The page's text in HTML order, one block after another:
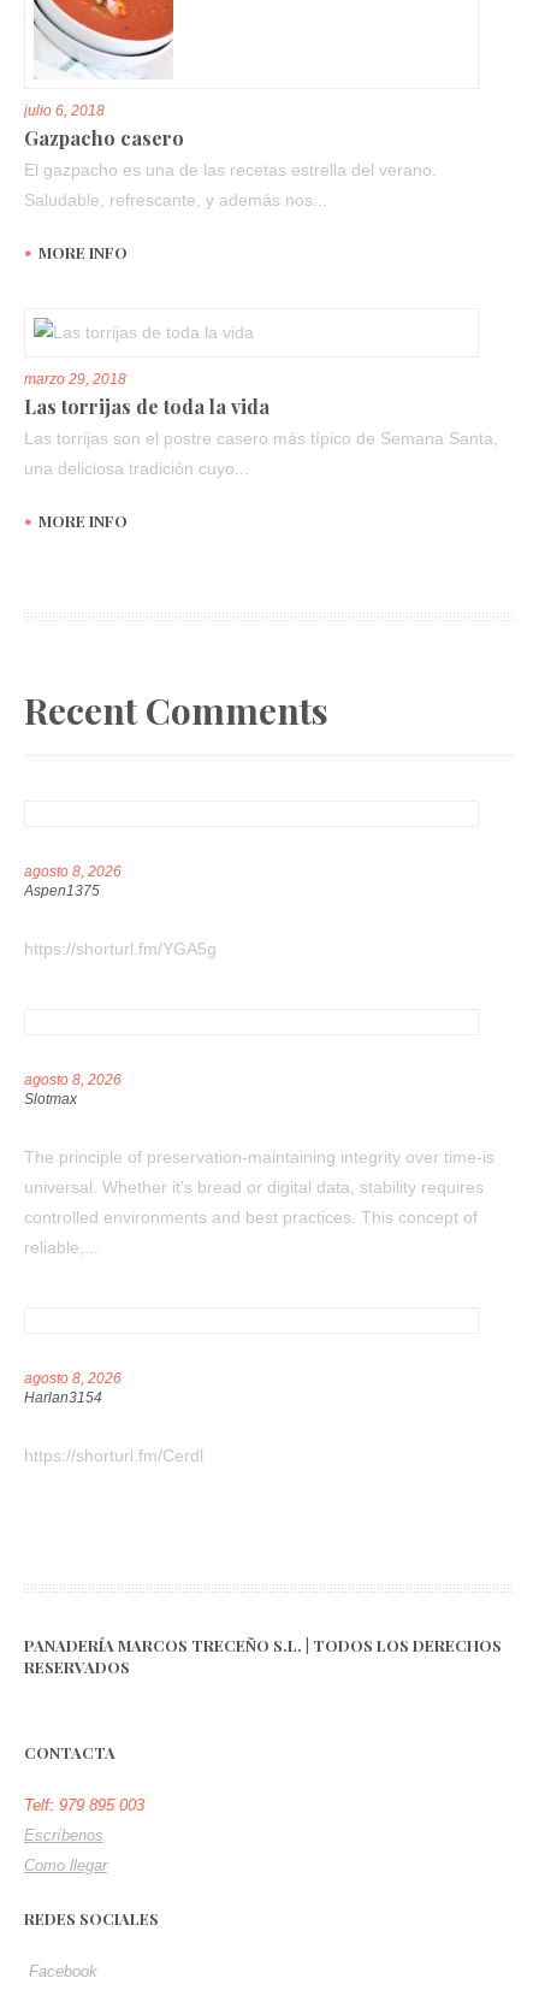
julio 6, 2018
Gazpacho casero
El gazpacho es una de las recetas estrella del verano.
Saludable, refrescante, y además nos...
MORE INFO
marzo 29, 2018
Las torrijas de toda la vida
Las torrijas son el postre casero más típico de Semana Santa,
una deliciosa tradición cuyo...
MORE INFO
Recent Comments
agosto 8, 2026
Aspen1375
https://shorturl.fm/YGA5g
agosto 8, 2026
slotmax
The principle of preservation-maintaining integrity over time-is
universal. Whether it's bread or digital data, stability requires
controlled environments and best practices. This concept of
reliable,...
agosto 8, 2026
Harlan3154
https://shorturl.fm/Cerdl
PANADERÍA MARCOS TRECEÑO S.L. | TODOS LOS DERECHOS
RESERVADOS
CONTACTA
Telf: 979 895 003
Escríbenos
Como llegar
REDES SOCIALES
Facebook